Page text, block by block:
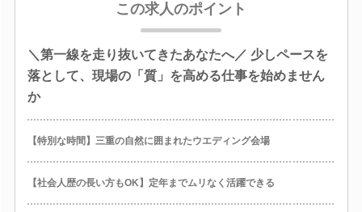
この求人のポイント
＼第一線を走り抜いてきたあなたへ／ 少しペースを
落として、現場の「質」を高める仕事を始めません
か
【特別な時間】三重の自然に囲まれたウエディング会場
【社会人歴の長い方もOK】定年までムリなく活躍できる